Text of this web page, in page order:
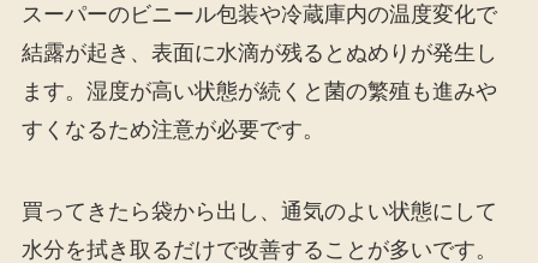
スーパーのビニール包装や冷蔵庫内の温度変化で
結露が起き、表面に水滴が残るとぬめりが発生し
ます。湿度が高い状態が続くと菌の繁殖も進みや
すくなるため注意が必要です。
買ってきたら袋から出し、通気のよい状態にして
水分を拭き取るだけで改善することが多いです。